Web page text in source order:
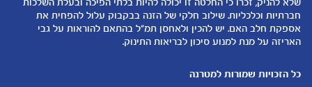
קופונים
הנקה
להיות הורים
מחשבון ביוץ
שלא להניק, זכרו כי החלטה זו יכולה להיות בלתי הפיכה ובעלת השלכות
חברתיות וכלכליות. שילוב חלקי של הזנה בבקבוק עלול להפחית את
אספקת חלב האם. יש להכין ולאחסן תמ"ל בהתאם להוראות על גבי
האריזה על מנת למנוע סיכון לבריאות התינוק.
כל הזכויות שמורות למטרנה